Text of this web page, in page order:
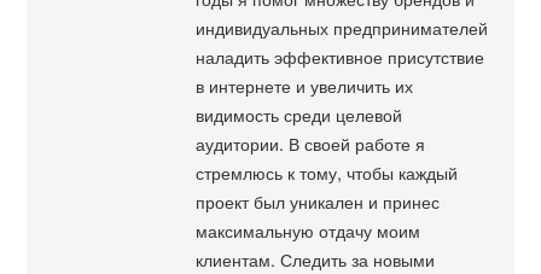
индивидуальных предпринимателей
наладить эффективное присутствие
в интернете и увеличить их
видимость среди целевой
аудитории. В своей работе я
стремлюсь к тому, чтобы каждый
проект был уникален и принес
максимальную отдачу моим
клиентам. Следить за новыми